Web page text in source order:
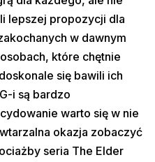
lepszej propozycji dla
w dawnym
które chętnie
się bawili ich
i są bardzo
warto się w nie
okazja zobaczyć
seria The Elder